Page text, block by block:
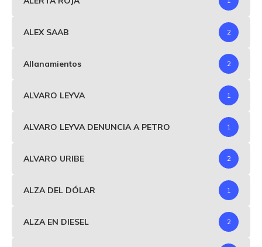
ALEX SAAB 2
Allanamientos 2
ALVARO LEYVA 1
ALVARO LEYVA DENUNCIA A PETRO 1
ALVARO URIBE 2
ALZA DEL DÓLAR 1
ALZA EN DIESEL 2